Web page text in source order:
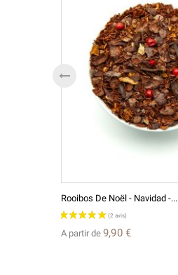
Rooibos De Noël - Navidad -...
A partir de 9,90 €